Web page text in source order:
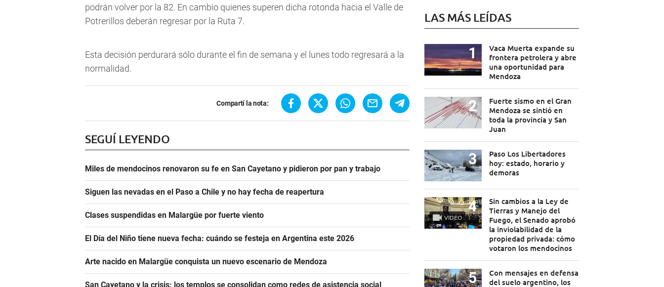
podrán volver por la 82. En cambio quienes superen dicha rotonda hacia el Valle de
Potrerillos deberán regresar por la Ruta 7.
Esta decisión perdurará sólo durante el fin de semana y el lunes todo regresará a la
normalidad.
Compartí la nota:
SEGUÍ LEYENDO
Miles de mendocinos renovaron su fe en San Cayetano y pidieron por pan y trabajo
Siguen las nevadas en el Paso a Chile y no hay fecha de reapertura
Clases suspendidas en Malargüe por fuerte viento
El Día del Niño tiene nueva fecha: cuándo se festeja en Argentina este 2026
Arte nacido en Malargüe conquista un nuevo escenario de Mendoza
San Cayetano y la crisis: los templos se consolidan como redes de asistencia social
LAS MÁS LEÍDAS
Vaca Muerta expande su
frontera petrolera y abre
una oportunidad para
Mendoza
Fuerte sismo en el Gran
Mendoza se sintió en
toda la provincia y San
Juan
Paso Los Libertadores
hoy: estado, horario y
demoras
VIDEO
Sin cambios a la Ley de
Tierras y Manejo del
Fuego, el Senado aprobó
la inviolabilidad de la
propiedad privada: cómo
votaron los mendocinos
Con mensajes en defensa
del suelo argentino, los